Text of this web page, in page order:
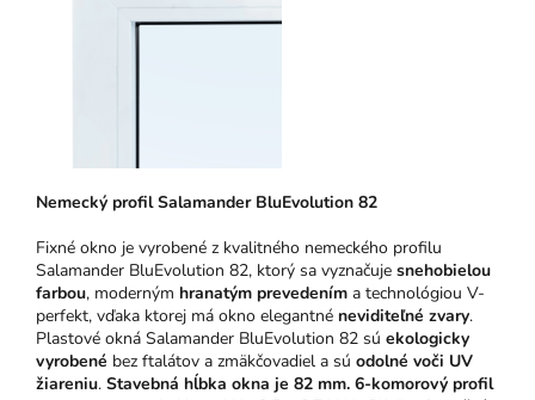
Nemecký profil Salamander BluEvolution 82
Fixné okno je vyrobené z kvalitného nemeckého profilu
Salamander BluEvolution 82, ktorý sa vyznačuje snehobielou
farbou, moderným hranatým prevedením a technológiou V-
perfekt, vďaka ktorej má okno elegantné neviditeľné zvary.
Plastové okná Salamander BluEvolution 82 sú ekologicky
vyrobené bez ftalátov a zmäkčovadiel a sú odolné voči UV
žiareniu. Stavebná hĺbka okna je 82 mm. 6-komorový profil